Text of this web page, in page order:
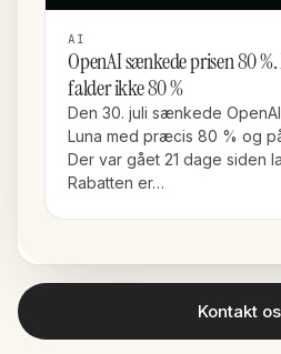
AI
OpenAI sænkede prisen 80
falder ikke 80 %
Den 30. juli sænkede
Luna med præcis 80 % og
Der var gået 21 dage siden
Rabatten er…
Kontakt os